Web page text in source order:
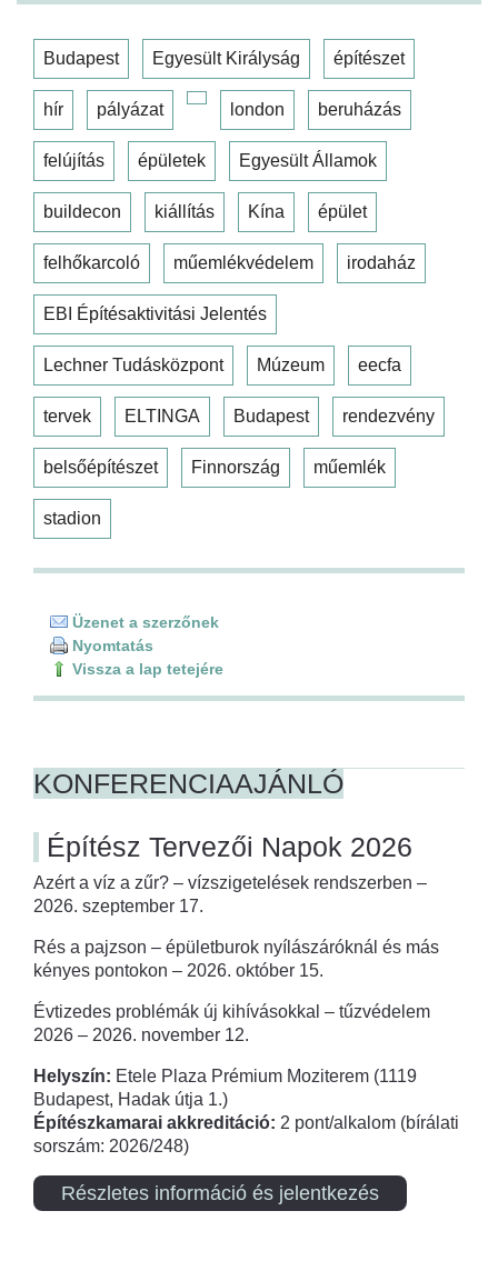
Budapest Egyesült Királyság építészet
hír pályázat london beruházás
felújítás épületek Egyesült Államok
buildecon kiállítás Kína épület
felhőkarcoló műemlékvédelem irodaház
EBI Építésaktivitási Jelentés
Lechner Tudásközpont Múzeum eecfa
tervek ELTINGA Budapest rendezvény
belsőépítészet Finnország műemlék
stadion
Üzenet a szerzőnek
Nyomtatás
Vissza a lap tetejére
KONFERENCIAAJÁNLÓ
Építész Tervezői Napok 2026
Azért a víz a zűr? – vízszigetelések rendszerben –
2026. szeptember 17.
Rés a pajzson – épületburok nyílászáróknál és más
kényes pontokon – 2026. október 15.
Évtizedes problémák új kihívásokkal – tűzvédelem
2026 – 2026. november 12.
Helyszín: Etele Plaza Prémium Moziterem (1119
Budapest, Hadak útja 1.)
Építészkamarai akkreditáció: 2 pont/alkalom (bírálati
sorszám: 2026/248)
Részletes információ és jelentkezés